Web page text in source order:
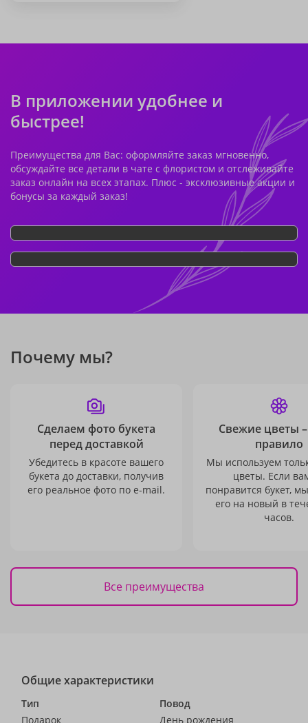
В приложении удобнее и
быстрее!
Преимущества для Вас: оформляйте заказ мгновенно,
обсуждайте все детали в чате с флористом и отслеживайте
заказ онлайн на всех этапах. Плюс - эксклюзивные акции и
бонусы за каждый заказ!
Почему мы?
Сделаем фото букета
перед доставкой
Убедитесь в красоте вашего
букета до доставки, получив
его реальное фото по e-mail.
Свежие цветы
правило
Мы используем
цветы. Если
понравится букет,
его на новый в
часов.
Все преимущества
Общие характеристики
Тип
Подарок
Повод
День рождения